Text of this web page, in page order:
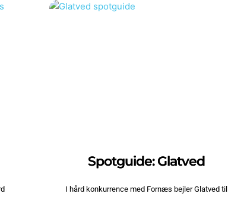
Spotguide: Glatved
I hård konkurrence med Fornæs bejler Glatved til